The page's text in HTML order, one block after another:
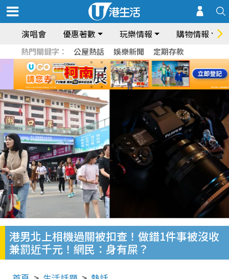
演唱會 優惠著數 玩樂情報 購物情報
熱門關鍵字： 公屋熱話 娛樂新聞 定期存款
港男北上相機過關被扣查！做錯1件事被沒收
兼罰近千元！網民：身有屎？